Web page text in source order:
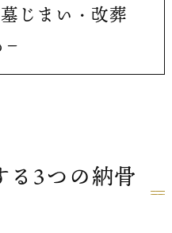
じまい・改葬
−
る3つの納骨